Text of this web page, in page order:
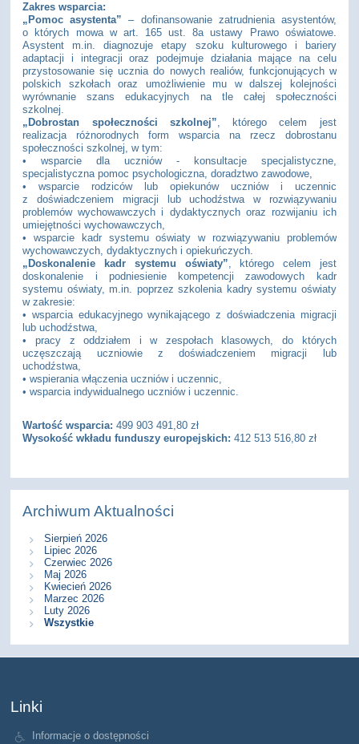
Zakres wsparcia:
„Pomoc asystenta” – dofinansowanie zatrudnienia asystentów,
o których mowa w art. 165 ust. 8a ustawy Prawo oświatowe.
Asystent m.in. diagnozuje etapy szoku kulturowego i bariery
adaptacji i integracji oraz podejmuje działania mające na celu
przystosowanie się ucznia do nowych realiów, funkcjonujących w
polskich szkołach oraz umożliwienie mu w dalszej kolejności
wyrównanie szans edukacyjnych na tle całej społeczności
szkolnej.
„Dobrostan społeczności szkolnej”, którego celem jest
realizacja różnorodnych form wsparcia na rzecz dobrostanu
społeczności szkolnej, w tym:
• wsparcie dla uczniów - konsultacje specjalistyczne,
specjalistyczna pomoc psychologiczna, doradztwo zawodowe,
• wsparcie rodziców lub opiekunów uczniów i uczennic
z doświadczeniem migracji lub uchodźstwa w rozwiązywaniu
problemów wychowawczych i dydaktycznych oraz rozwijaniu ich
umiejętności wychowawczych,
• wsparcie kadr systemu oświaty w rozwiązywaniu problemów
wychowawczych, dydaktycznych i opiekuńczych.
„Doskonalenie kadr systemu oświaty”, którego celem jest
doskonalenie i podniesienie kompetencji zawodowych kadr
systemu oświaty, m.in. poprzez szkolenia kadry systemu oświaty
w zakresie:
• wsparcia edukacyjnego wynikającego z doświadczenia migracji
lub uchodźstwa,
• pracy z oddziałem i w zespołach klasowych, do których
uczęszczają uczniowie z doświadczeniem migracji lub
uchodźstwa,
• wspierania włączenia uczniów i uczennic,
• wsparcia indywidualnego uczniów i uczennic.
Wartość wsparcia:499 903 491,80 zł
Wysokość wkładu funduszy europejskich: 412 513 516,80 zł
Archiwum Aktualności
Sierpień 2026
Lipiec 2026
Czerwiec 2026
Maj 2026
Kwiecień 2026
Marzec 2026
Luty 2026
Wszystkie
Linki
Informacje o dostępności